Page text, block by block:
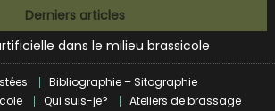
Derniers articles
dans le milieu brassicole
par Tilray pour une bouchée de pain ?
Bibliographie – Sitographie
Qui suis-je?
Ateliers de brassage